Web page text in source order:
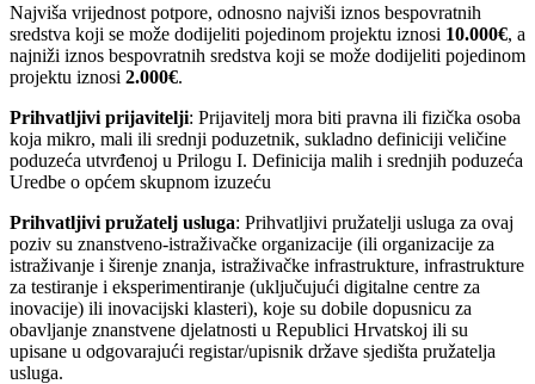
Najviša vrijednost potpore, odnosno najviši iznos bespovratnih
sredstva koji se može dodijeliti pojedinom projektu iznosi 10.000€, a
najniži iznos bespovratnih sredstva koji se može dodijeliti pojedinom
projektu iznosi 2.000€.
Prihvatljivi prijavitelji: Prijavitelj mora biti pravna ili fizička osoba
koja mikro, mali ili srednji poduzetnik, sukladno definiciji veličine
poduzeća utvrđenoj u Prilogu I. Definicija malih i srednjih poduzeća
Uredbe o općem skupnom izuzeću
Prihvatljivi pružatelj usluga: Prihvatljivi pružatelji usluga za ovaj
poziv su znanstveno-istraživačke organizacije (ili organizacije za
istraživanje i širenje znanja, istraživačke infrastrukture, infrastrukture
za testiranje i eksperimentiranje (uključujući digitalne centre za
inovacije) ili inovacijski klasteri), koje su dobile dopusnicu za
obavljanje znanstvene djelatnosti u Republici Hrvatskoj ili su
upisane u odgovarajući registar/upisnik države sjedišta pružatelja
usluga.